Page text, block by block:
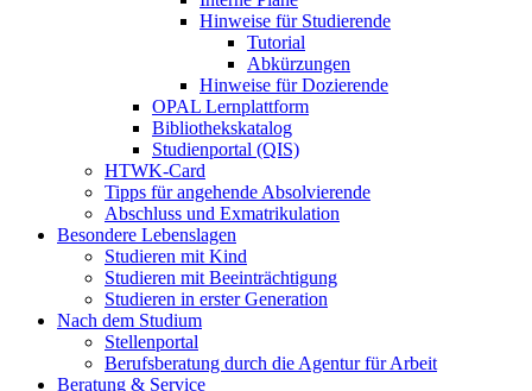
Hinweise für Studierende
Tutorial
Abkürzungen
Hinweise für Dozierende
OPAL Lernplattform
Bibliothekskatalog
Studienportal (QIS)
HTWK-Card
Tipps für angehende Absolvierende
Abschluss und Exmatrikulation
Besondere Lebenslagen
Studieren mit Kind
Studieren mit Beeinträchtigung
Studieren in erster Generation
Nach dem Studium
Stellenportal
Berufsberatung durch die Agentur für Arbeit
Beratung & Service